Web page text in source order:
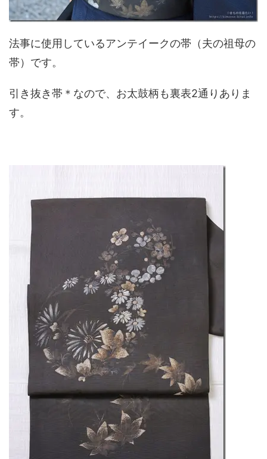
法事に使用しているアンテイークの帯（夫の祖母の
帯）です。
引き抜き帯＊なので、お太鼓柄も裏表2通りありま
す。